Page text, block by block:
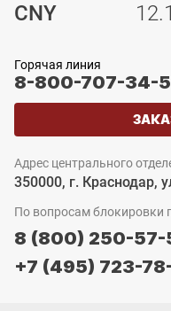
CNY
Горячая линия
8-800-707-34-
Адрес центрального
350000, г. Краснодар,
По вопросам блокировки
8 (800) 250-57-
+7 (495) 723-